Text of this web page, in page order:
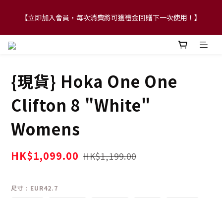
【FLASH SALE 兩件指定現貨產品即享88折】
【立即加入會員，每次消費將可獲禮金回贈下一次使用！】
【FLASH SALE 兩件指定現貨產品即享88折】
{現貨} Hoka One One
Clifton 8 "White"
Womens
HK$1,099.00 HK$1,199.00
尺寸 : EUR42.7